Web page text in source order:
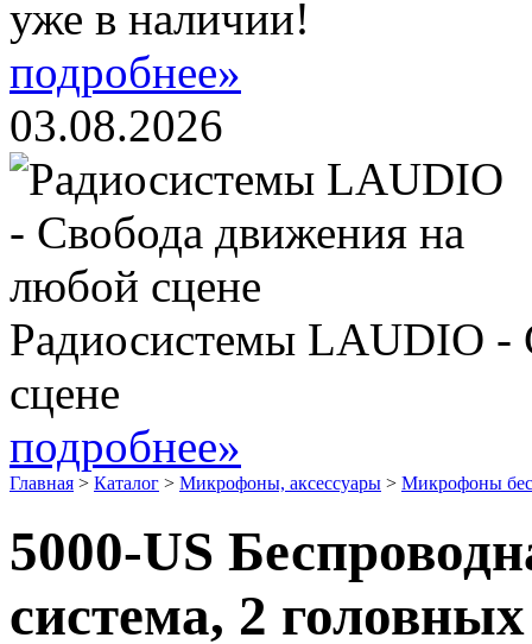
уже в наличии!
подробнее»
03.08.2026
Радиосистемы LAUDIO -
сцене
подробнее»
Главная > Каталог > Микрофоны, аксессуары > Микрофоны
5000-US
система, 2